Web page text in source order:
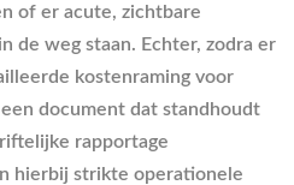
of er acute, zichtbare
de weg staan. Echter, zodra er
kostenraming voor
document dat standhoudt
rapportage
hierbij strikte operationele